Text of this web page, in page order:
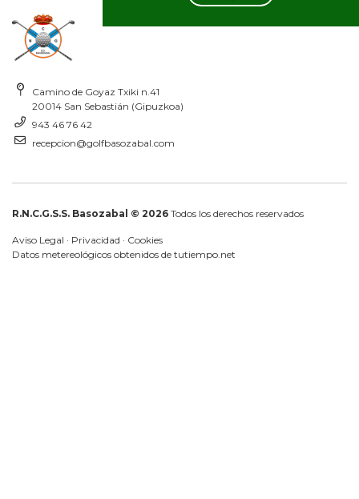
Camino de Goyaz Txiki n.41
20014 San Sebastián (Gipuzkoa)
943 46 76 42
recepcion@golfbasozabal.com
R.N.C.G.S.S. Basozabal © 2026 Todos los derechos reservados
Aviso Legal · Privacidad · Cookies
Datos metereológicos obtenidos de tutiempo.net